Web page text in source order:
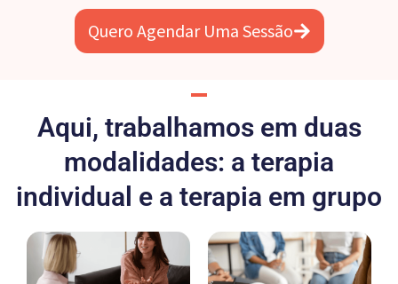
Quero Agendar Uma Sessão
Aqui, trabalhamos em duas
modalidades: a terapia
individual e a terapia em grupo